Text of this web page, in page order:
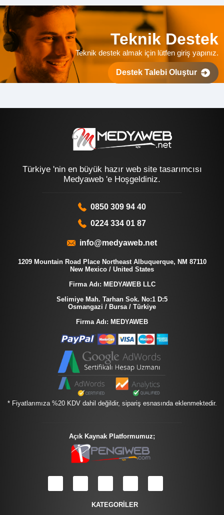
Teknik Destek
Teknik destek almak için lütfen giriş yapınız.
Destek Talebi Oluştur
Türkiye 'nin en büyük hazır web site tasarımcısı
Medyaweb 'e Hoşgeldiniz.
0850 309 94 40
0224 334 01 87
info@medyaweb.net
1209 Mountain Road Place Northeast Albuquerque, NM 87110
New Mexico / United States
Firma Adı: MEDYAWEB LLC
Selimiye Mah. Tarhan Sok. No:1 D:5
Osmangazi / Bursa / Türkiye
Firma Adı: MEDYAWEB
* Fiyatlarımıza %20 KDV dahil değildir, sipariş esnasında eklenmektedir.
Açık Kaynak Platformumuz;
KATEGORİLER